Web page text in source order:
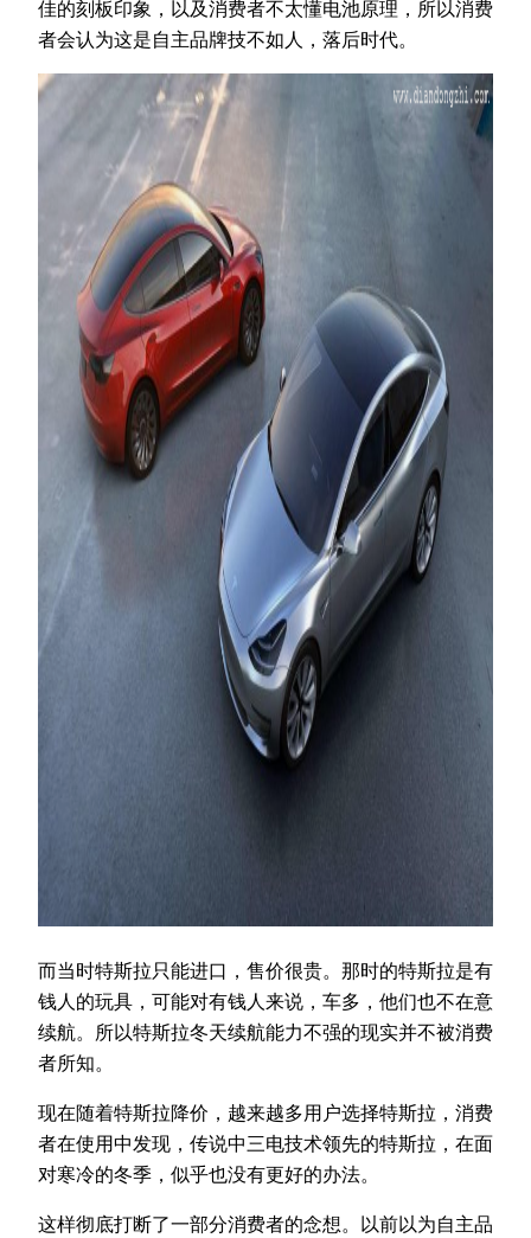
佳的刻板印象，以及消费者不太懂电池原理，所以消费
者会认为这是自主品牌技不如人，落后时代。
而当时特斯拉只能进口，售价很贵。那时的特斯拉是有
钱人的玩具，可能对有钱人来说，车多，他们也不在意
续航。所以特斯拉冬天续航能力不强的现实并不被消费
者所知。
现在随着特斯拉降价，越来越多用户选择特斯拉，消费
者在使用中发现，传说中三电技术领先的特斯拉，在面
对寒冷的冬季，似乎也没有更好的办法。
这样彻底打断了一部分消费者的念想。以前以为自主品